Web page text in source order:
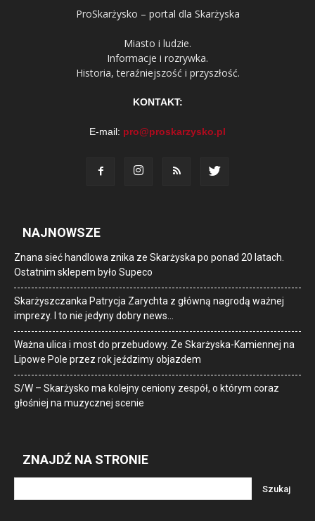
ProSkarżysko – portal dla Skarżyska
Miasto i ludzie.
Informacje i rozrywka.
Historia, teraźniejszość i przyszłość.
KONTAKT:
E-mail: pro@proskarzysko.pl
NAJNOWSZE
Znana sieć handlowa znika ze Skarżyska po ponad 20 latach.
Ostatnim sklepem było Supeco
Skarżyszczanka Patrycja Zarychta z główną nagrodą ważnej
imprezy. I to nie jedyny dobry news…
Ważna ulica i most do przebudowy. Ze Skarżyska-Kamiennej na
Lipowe Pole przez rok jeździmy objazdem
S/W – Skarżysko ma kolejny ceniony zespół, o którym coraz
głośniej na muzycznej scenie
ZNAJDŹ NA STRONIE